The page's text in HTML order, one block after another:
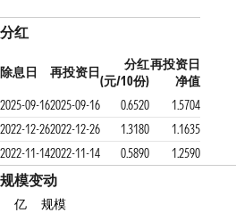
分红
除息日 再投资日
分红
(元/10份)
再投资日
净值
2025-09-162025-09-16 0.6520
1.5704
2022-12-262022-12-26 1.3180
1.1635
2022-11-142022-11-14 0.5890 1.2590
规模变动
亿
规模